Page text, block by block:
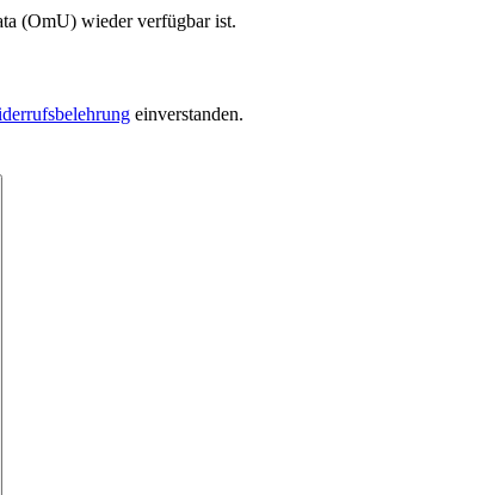
(OmU) wieder verfügbar ist.
einverstanden.